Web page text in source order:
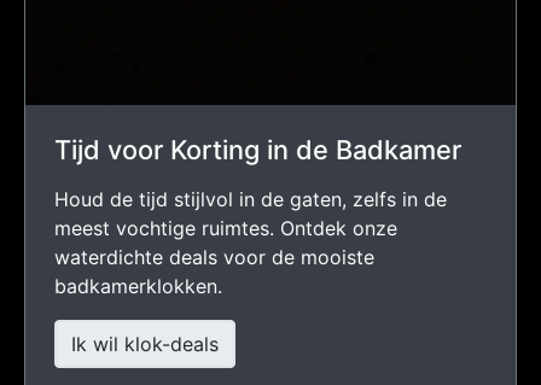
Tijd voor Korting in de Badkamer
Houd de tijd stijlvol in de gaten, zelfs in de
meest vochtige ruimtes. Ontdek onze
waterdichte deals voor de mooiste
badkamerklokken.
Ik wil klok-deals